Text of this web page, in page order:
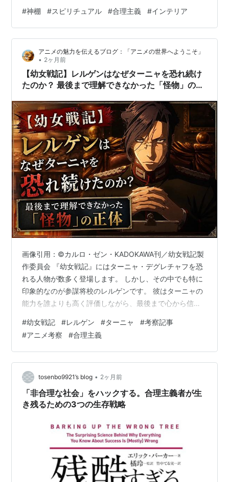
面倒だから今日は替えなくていいか。 いや、だめだ。 こ
のせめぎ合いが2日に1回くらいは起きる。 合理的で効果
のあることしかしたくない自分と 、効果などの見返りを
期待することすら無礼に当たる神棚の水替え。 その行為
を支えるのは信仰心か、自分との約束なのか、よく分か
らない。 それを続けることで自信に…
#神棚 #スピリチュアル #合理主義 #インテリア
アニメの魅力を伝えるブログ：「アニメの世界へようこそ」
• 2ヶ月前
【幼女戦記】レルゲンはなぜターニャを恐れ続け
たのか？ 最後まで理解できなかった「怪物」の正
画像引用：©カルロ・ゼン・KADOKAWA刊／幼女戦記製
作委員会 『幼女戦記』にはターニャ・デグレチャフを恐
れる人物が数多く登場します。 しかし、その中でも特に
印象的なのが参謀将校のレルゲンです。 彼はターニャの
能力を誰よりも高く評価しながら、最後まで心から信頼
ねるほど警戒心を強めていたようにも見えます。 なぜレ
ルゲンだけがそこまでターニャを恐れ続けたのでしょう
か。 この記事では、レルゲンという人物の視点からター
ニャの本質を考察し、彼が見抜いていた「本当の恐ろし
さ」について解説していきます。 目次 レルゲンとは何者
なのか？ レルゲンは最初からタ…
#幼女戦記 #レルゲン #ターニャ #考察記事
#アニメ考察 #合理主義
tosenbo9921’s blog • 2ヶ月前
「非合理な社会」をハックする。合理主義者が生
き残るための3つの生存戦略